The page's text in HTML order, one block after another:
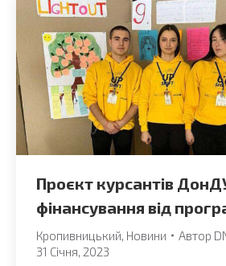
Проєкт курсантів
фінансування від
Кропивницький Новини Автор
31 Січня, 2023